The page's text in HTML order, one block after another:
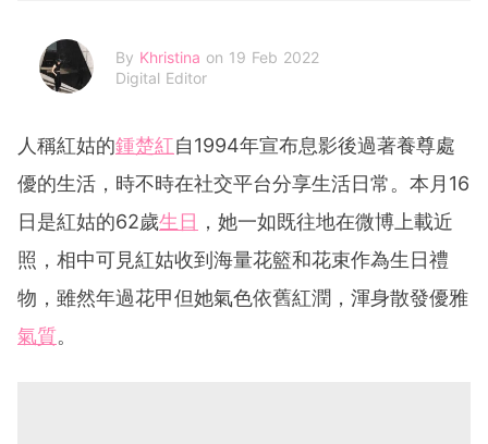
By Khristina on 19 Feb 2022
Digital Editor
人稱紅姑的鍾楚紅自1994年宣布息影後過著養尊處
優的生活，時不時在社交平台分享生活日常。本月16
日是紅姑的62歲生日 ，她一如既往地在微博上載近
照，相中可見紅姑收到海量花籃和花束作為生日禮
物，雖然年過花甲但她氣色依舊紅潤，渾身散發優雅
氣質。